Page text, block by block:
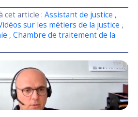
cet article : Assistant de justice ,
sur les métiers de la justice ,
, Chambre de traitement de la